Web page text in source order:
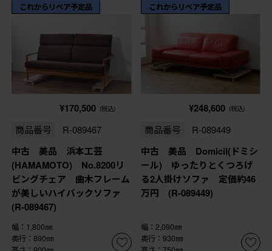
これからリペア予定品
¥170,500 (税込)
商品番号 R-089467
中古 美品 浜本工芸
(HAMAMOTO) No.8200リ
ビングチェア 曲木フレーム
が美しいハイバックソファ
(R-089467)
幅：1,800㎜
奥行：890㎜
これからリペア予定品
¥248,600 (税込)
商品番号 R-089449
中古 美品 Domicil(ドミシ
ール) ゆったりとくつろげ
る2人掛けソファ 定価約46
万円 (R-089449)
幅：2,090㎜
奥行：930㎜